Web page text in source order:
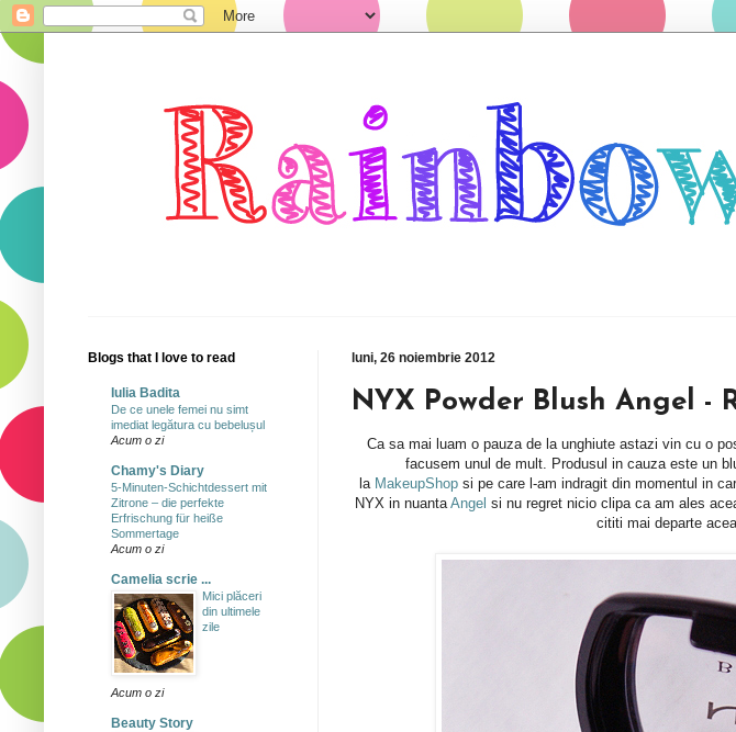
luni, 26 noiembrie 2012
NYX Powder Blush Angel -
Ca sa mai luam o pauza de la unghiute astazi vin cu o
facusem unul de mult. Produsul in cauza este un
la MakeupShopsi pe care l-am indragit din momentul in
NYX in nuanta Angel si nu regret nicio clipa ca am ales
cititi mai departe
Blogs that I love to read
Iulia Badita
De ce unele femei nu simt
imediat legătura cu bebelușul
Acum o zi
Chamy's Diary
5-Minuten-Schichtdessert mit
Zitrone – die perfekte
Erfrischung für heiße
Sommertage
Acum o zi
Camelia scrie ...
Mici plăceri
din ultimele
zile
Acum o zi
Beauty Story